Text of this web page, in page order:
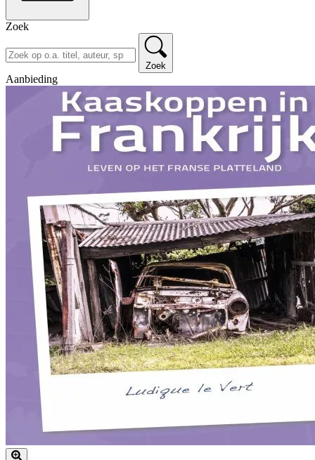
Zoek
Zoek
Aanbieding